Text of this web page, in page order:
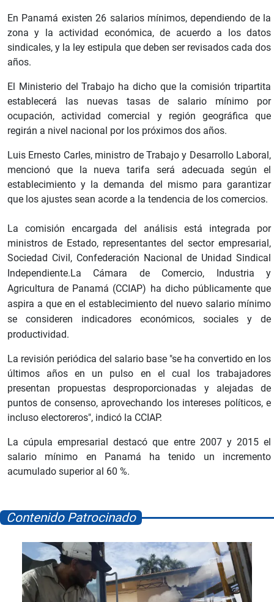
En Panamá existen 26 salarios mínimos, dependiendo de la
zona y la actividad económica, de acuerdo a los datos
sindicales, y la ley estipula que deben ser revisados cada dos
años.
El Ministerio del Trabajo ha dicho que la comisión tripartita
establecerá las nuevas tasas de salario mínimo por
ocupación, actividad comercial y región geográfica que
regirán a nivel nacional por los próximos dos años.
Luis Ernesto Carles, ministro de Trabajo y Desarrollo Laboral,
mencionó que la nueva tarifa será adecuada según el
establecimiento y la demanda del mismo para garantizar
que los ajustes sean acorde a la tendencia de los comercios.
La comisión encargada del análisis está integrada por
ministros de Estado, representantes del sector empresarial,
Sociedad Civil, Confederación Nacional de Unidad Sindical
Independiente.La Cámara de Comercio, Industria y
Agricultura de Panamá (CCIAP) ha dicho públicamente que
aspira a que en el establecimiento del nuevo salario mínimo
se consideren indicadores económicos, sociales y de
productividad.
La revisión periódica del salario base "se ha convertido en los
últimos años en un pulso en el cual los trabajadores
presentan propuestas desproporcionadas y alejadas de
puntos de consenso, aprovechando los intereses políticos, e
incluso electoreros", indicó la CCIAP.
La cúpula empresarial destacó que entre 2007 y 2015 el
salario mínimo en Panamá ha tenido un incremento
acumulado superior al 60 %.
Contenido Patrocinado